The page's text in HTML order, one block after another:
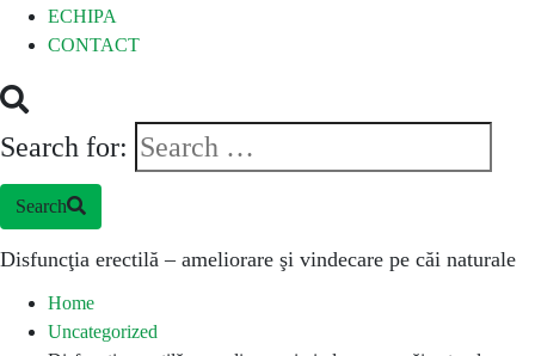
ECHIPA
CONTACT
Search for:
Search
Disfuncţia erectilă – ameliorare şi vindecare pe căi naturale
Home
Uncategorized